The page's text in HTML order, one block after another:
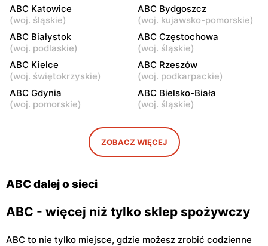
ABC
Warszawa, ul. Staniewicka
24
ABC
Warszawa, ul. Ludwika
Kickiego 12
ABC
Warszawa, ul. Grenadierów
2
ABC
Warszawa, ul. Jana
Kochanowskiego 39
Warszawa, ul. Andrzeja
Warszawa, ul. Samarytanka
3
Warszawa, ul. Sulejkowska
43
ABC Katowice
(woj. śląskie)
ABC Bydgoszcz
(woj. kujawsko-pomorskie)
ABC Białystok
(woj. podlaskie)
ABC Częstochowa
(woj. śląskie)
ABC Kielce
(woj. świętokrzyskie)
ABC Rzeszów
(woj. podkarpackie)
ABC Gdynia
(woj. pomorskie)
ABC Bielsko-Biała
(woj. śląskie)
ZOBACZ WIĘCEJ
ABC dalej o sieci
ABC - więcej niż tylko sklep spożywczy
ABC to nie tylko miejsce, gdzie możesz zrobić codzienne